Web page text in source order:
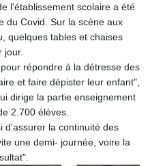
l'établissement scolaire a été
du Covid. Sur la scène aux
quelques tables et chaises
jour.
répondre à la détresse des
et faire dépister leur enfant",
dirige la partie enseignement
2.700 élèves.
d'assurer la continuité des
une demi- journée, voire la